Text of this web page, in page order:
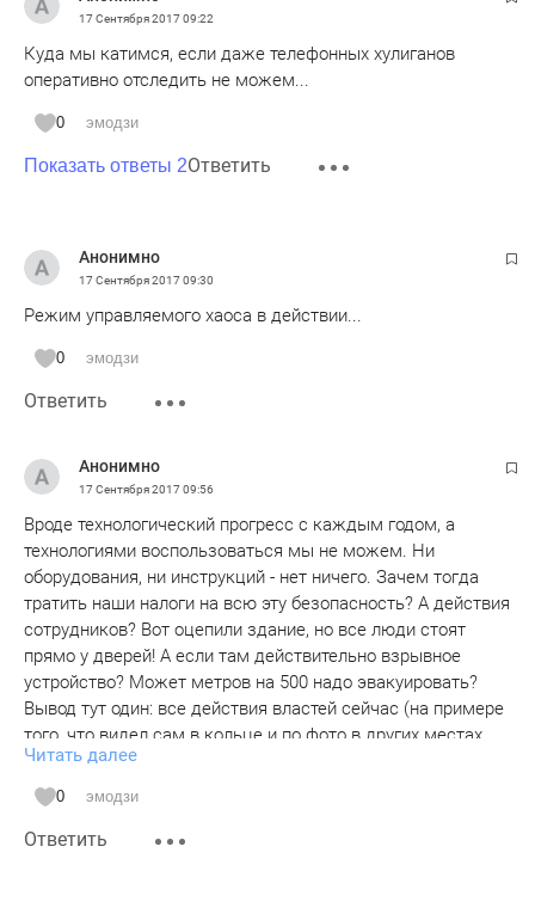
17 Сентября 201709:22
Куда мы катимся, если даже телефонных хулиганов
оперативно отследить не можем...
0 эмодзи
Показать ответы 2Ответить
Анонимно
17 Сентября 201709:30
Режим управляемого хаоса в действии...
0 эмодзи
Ответить
Анонимно
17 Сентября 201709:56
Вроде технологический прогресс с каждым годом, а
технологиями воспользоваться мы не можем. Ни
оборудования, ни инструкций - нет ничего. Зачем тогда
тратить наши налоги на всю эту безопасность? А действия
сотрудников? Вот оцепили здание, но все люди стоят
прямо у дверей! А если там действительно взрывное
устройство? Может метров на 500 надо эвакуировать?
Вывод тут один: все действия властей сейчас (на примере
того, что видел сам в кольце и по фото в других местах
Казани) напоминают "попытку неуклюжего сотрудника
голыми руками поймать пятнашку в аэропорту". Поверьте,
на деле пользы от этого ноль!
Читать далее
0 эмодзи
Ответить